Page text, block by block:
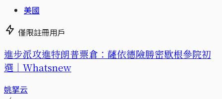
美國
僅限註冊用戶
進步派攻進特朗普票倉：薩依德險勝密歇根參院初
選｜Whatsnew
姚拏云